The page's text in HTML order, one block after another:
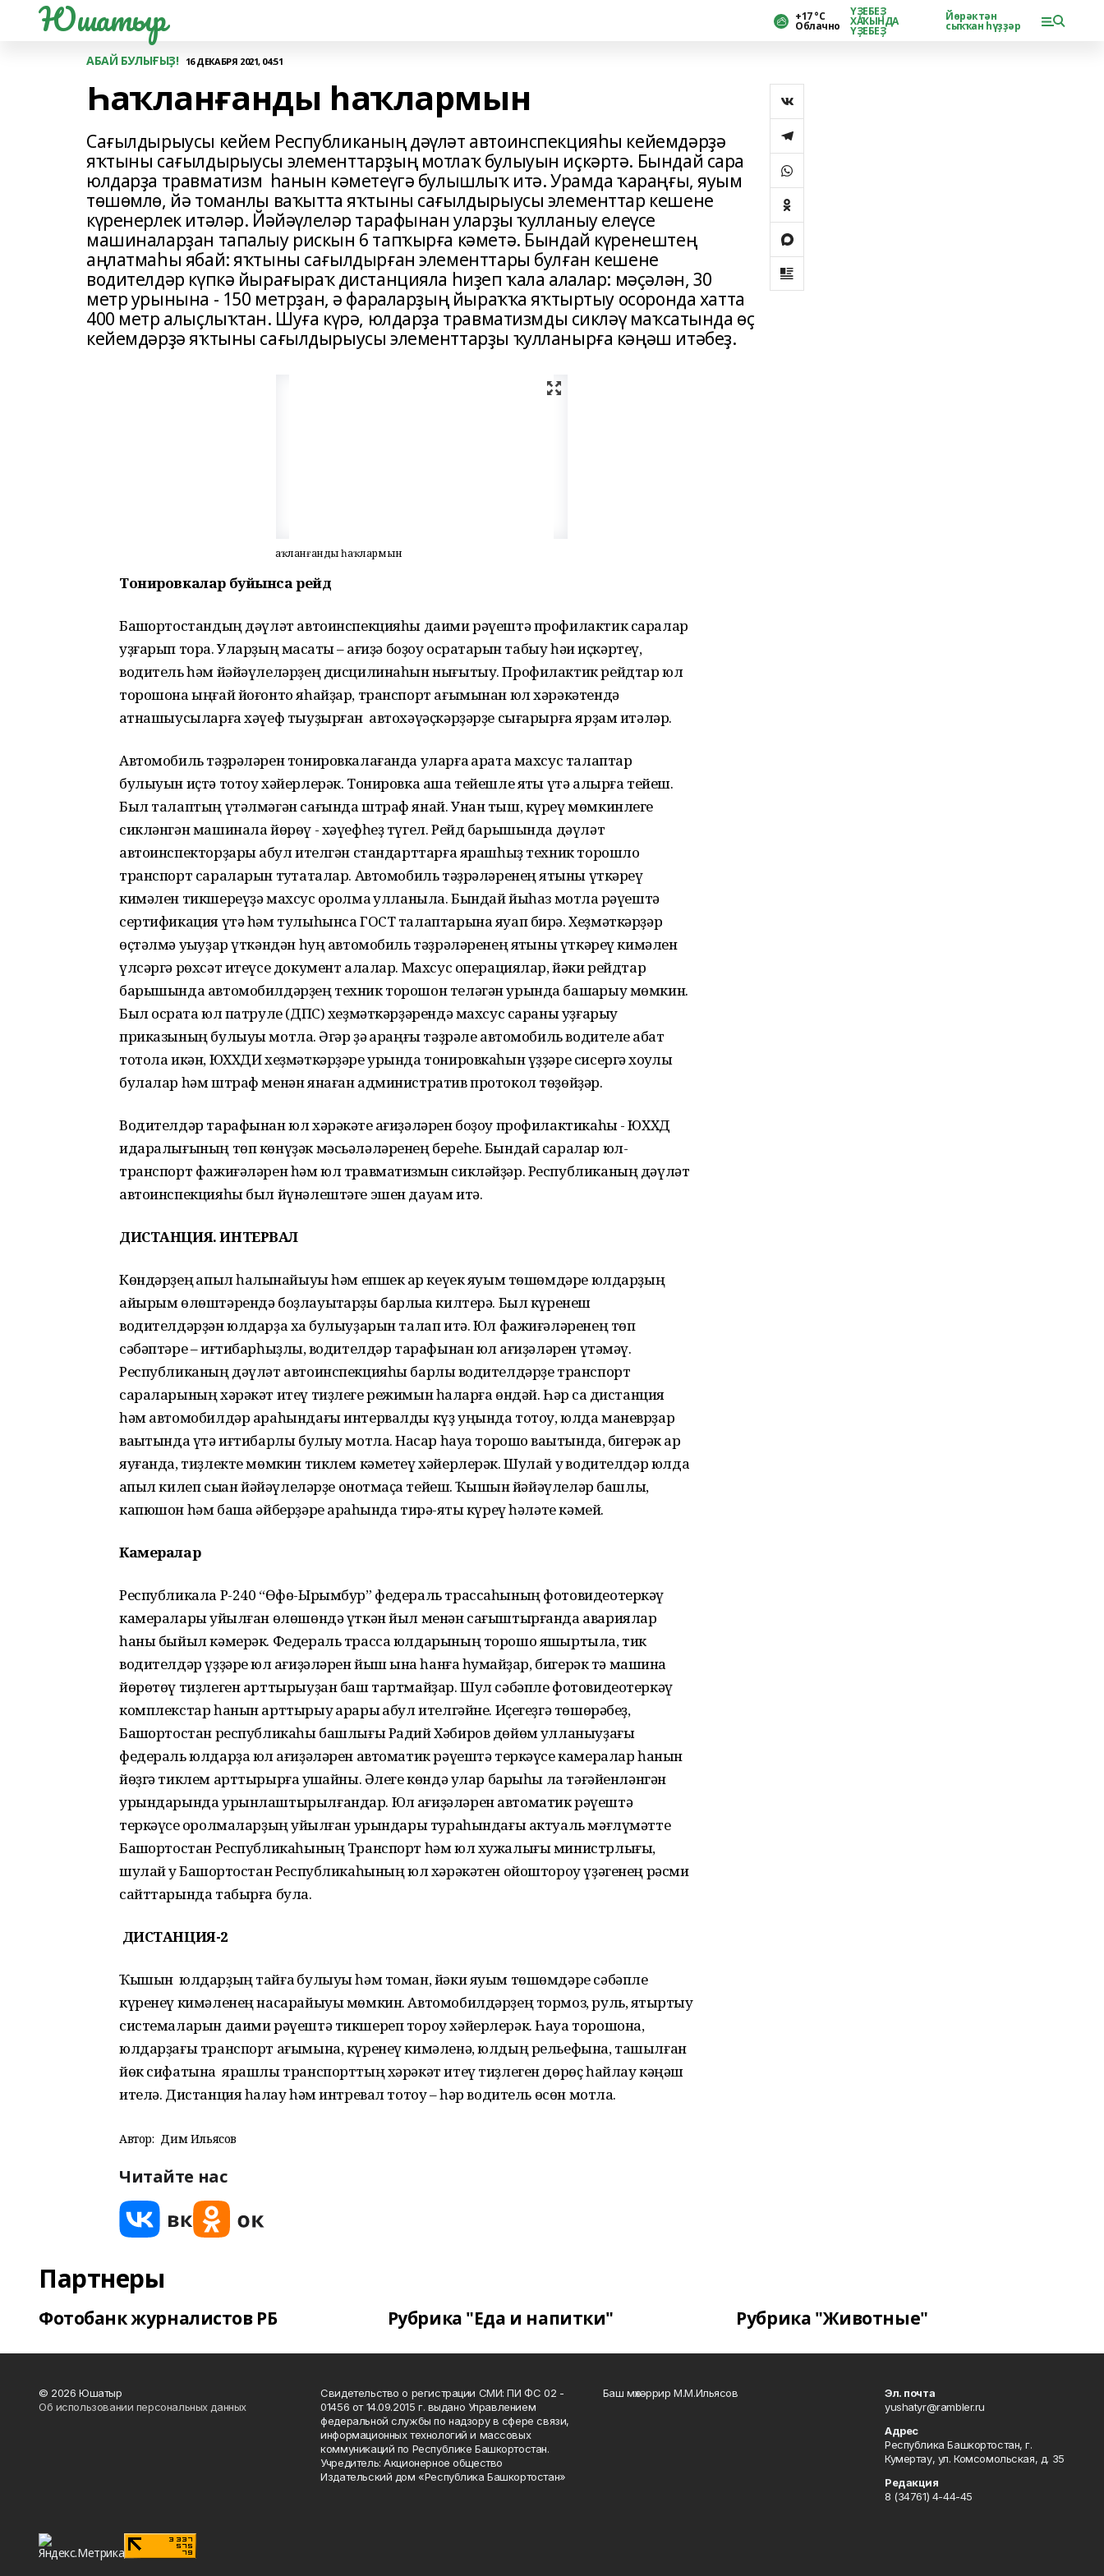
Юшатыр +17 °С
Облачно
ҮҘЕБЕҘ
ХАҠЫНДА
ҮҘЕБЕҘ
Йөрәктән
сыҡҡан һүҙҙәр
АБАЙ БУЛЫҒЫҘ! 16 ДЕКАБРЯ 2021, 04:51
Һаҡланғанды һаҡлармын
Сағылдырыусы кейем Республиканың дәүләт автоинспекцияһы кейемдәрҙә
яҡтыны сағылдырыусы элементтарҙың мотлаҡ булыуын иҫкәртә. Бындай сара
юлдарҙа травматизм һанын кәметеүгә булышлыҡ итә. Урамда ҡараңғы, яуым
төшөмлө, йә томанлы ваҡытта яҡтыны сағылдырыусы элементтар кешене
күренерлек итәләр. Йәйәүлеләр тарафынан уларҙы ҡулланыу елеүсе
машиналарҙан тапалыу рискын 6 тапҡырға кәметә. Бындай күренештең
аңлатмаһы ябай: яҡтыны сағылдырған элементтары булған кешене
водителдәр күпкә йырағыраҡ дистанцияла һиҙеп ҡала алалар: мәҫәлән, 30
метр урынына - 150 метрҙан, ә фараларҙың йыраҡҡа яҡтыртыу осоронда хатта
400 метр алыҫлыҡтан. Шуға күрә, юлдарҙа травматизмды сикләү маҡсатында өҫ
кейемдәрҙә яҡтыны сағылдырыусы элементтарҙы ҡулланырға кәңәш итәбеҙ.
Һаҡланғанды һаҡлармын
Тонировкалар буйынса рейд
Башҡортостандың дәүләт автоинспекцияһы даими рәүештә профилактик саралар
уҙғарып тора. Уларҙың маҡсаты – ҡағиҙә боҙоу осраҡтарын табыу һәи иҫкәртеү,
водитель һәм йәйәүлеләрҙең дисцилинаһын нығытыу. Профилактик рейдтар юл
торошона ыңғай йоғонто яһайҙар, транспорт ағымынан юл хәрәкәтендә
ҡатнашыусыларға хәүеф тыуҙырған автохәүәҫкәрҙәрҙе сығарырға ярҙам итәләр.
Автомобиль тәҙрәләрен тонировкалағанда уларға ҡарата махсус талаптар
булыуын иҫтә тотоу хәйерлерәк. Тонировка аша тейешле яҡты үтә алырға тейеш.
Был талаптың үтәлмәгән сағында штраф янай. Унан тыш, күреү мөмкинлеге
сикләнгән машинала йөрөү - хәүефһеҙ түгел. Рейд барышында дәүләт
автоинспекторҙары ҡабул ителгән стандарттарға ярашһыҙ техник торошло
транспорт сараларын туҡтаталар. Автомобиль тәҙрәләренең яҡтыны үткәреү
кимәлен тикшереүҙә махсус ҡоролма ҡулланыла. Бындай йыһаз мотлаҡ рәүештә
сертификация үтә һәм тулыһынса ГОСТ талаптарына яуап бирә. Хеҙмәткәрҙәр
өҫтәлмә уҡыуҙар үткәндән һуң автомобиль тәҙрәләренең яҡтыны үткәреү кимәлен
үлсәргә рөхсәт итеүсе документ алалар. Махсус операциялар, йәки рейдтар
барышында автомобилдәрҙең техник торошон теләгән урында башҡарыу мөмкин.
Был осраҡта юл патруле (ДПС) хеҙмәткәрҙәрендә махсус сараны уҙғарыу
приказының булыуы мотлаҡ. Әгәр ҙә ҡараңғы тәҙрәле автомобиль водителе ҡабат
тотола икән, ЮХХДИ хеҙмәткәрҙәре урында тонировкаһын үҙҙәре сисергә хоҡуҡлы
булалар һәм штраф менән янаған административ протокол төҙөйҙәр.
Водителдәр тарафынан юл хәрәкәте ҡағиҙәләрен боҙоу профилактикаһы - ЮХХД
идаралығының төп көнүҙәк мәсьәләләренең береһе. Бындай саралар юл-
транспорт фажиғәләрен һәм юл травматизмын сикләйҙәр. Республиканың дәүләт
автоинспекцияһы был йүнәлештәге эшен дауам итә.
ДИСТАНЦИЯ. ИНТЕРВАЛ
Көндәрҙең ҡапыл һалҡынайыуы һәм епшек ҡар кеүек яуым төшөмдәре юлдарҙың
айырым өлөштәрендә боҙлауыҡтарҙы барлыҡҡа килтерә. Был күренеш
водителдәрҙән юлдарҙа хаҡ булыуҙарын талап итә. Юл фажиғәләренең төп
сәбәптәре – иғтибарһыҙлыҡ, водителдәр тарафынан юл ҡағиҙәләрен үтәмәү.
Республиканың дәүләт автоинспекцияһы барлыҡ водителдәрҙе транспорт
сараларының хәрәкәт итеү тиҙлеге режимын һаҡларға өндәй. Һәр саҡ дистанция
һәм автомобилдәр араһындағы интервалды күҙ уңында тотоу, юлда маневрҙар
ваҡытында үтә иғтибарлы булыу мотлаҡ. Насар һауа торошо ваҡытында, бигерәк ҡар
яуғанда, тиҙлекте мөмкин тиклем кәметеү хәйерлерәк. Шулай уҡ водителдәр юлда
ҡапыл килеп сыҡҡан йәйәүлеләрҙе онотмаҫҡа тейеш. Ҡышын йәйәүлеләр башлыҡ,
капюшон һәм башҡа әйберҙәре арҡаһында тирә-яҡты күреү һәләте кәмей.
Камералар
Республикала Р-240 “Өфө-Ырымбур” федераль трассаһының фотовидеотеркәү
камералары ҡуйылған өлөшөндә үткән йыл менән сағыштырғанда авариялар
һаны быйыл кәмерәк. Федераль трасса юлдарының торошо яҡшыртыла, тик
водителдәр үҙҙәре юл ҡағиҙәләрен йыш ҡына һанға һуҡмайҙар, бигерәк тә машина
йөрөтөү тиҙлеген арттырыуҙан баш тартмайҙар. Шул сәбәпле фотовидеотеркәү
комплекстар һанын арттырыу ҡарары ҡабул ителгәйне. Иҫегеҙгә төшөрәбеҙ,
Башҡортостан республикаһы башлығы Радий Хәбиров дөйөм ҡулланыуҙағы
федераль юлдарҙа юл ҡағиҙәләрен автоматик рәүештә теркәүсе камералар һанын
йөҙгә тиклем арттырырға ҡушҡайны. Әлеге көндә улар барыһы ла тәғәйенләнгән
урындарында урынлаштырылғандар. Юл ҡағиҙәләрен автоматик рәүештә
теркәүсе ҡоролмаларҙың ҡуйылған урындары тураһындағы актуаль мәғлүмәтте
Башҡортостан Республикаһының Транспорт һәм юл хужалығы министрлығы,
шулай уҡ Башҡортостан Республикаһының юл хәрәкәтен ойоштороу үҙәгенең рәсми
сайттарында табырға була.
ДИСТАНЦИЯ-2
Ҡышын юлдарҙың тайғаҡ булыуы һәм томан, йәки яуым төшөмдәре сәбәпле
күренеү кимәленең насарайыуы мөмкин. Автомобилдәрҙең тормоз, руль, яҡтыртыу
системаларын даими рәүештә тикшереп тороу хәйерлерәк. Һауа торошона,
юлдарҙағы транспорт ағымына, күренеү кимәленә, юлдың рельефына, ташылған
йөк сифатына ярашлы транспорттың хәрәкәт итеү тиҙлеген дөрөҫ һайлау кәңәш
ителә. Дистанция һаҡлау һәм интревал тотоу – һәр водитель өсөн мотлаҡ.
Автор: Дим Ильясов
Читайте нас
Партнеры
Фотобанк журналистов РБ Рубрика "Еда и напитки" Рубрика "Животные"
© 2026 Юшатыр
Об использовании персональных данных
Свидетельство о регистрации СМИ: ПИ ФС 02 -
01456 от 14.09.2015 г. выдано Управлением
федеральной службы по надзору в сфере связи,
информационных технологий и массовых
коммуникаций по Республике Башкортостан.
Учредитель: Акционерное общество
Издательский дом «Республика Башкортостан»
Баш мөхәррир М.М.Ильясов
Эл. почта
yushatyr@rambler.ru
Адрес
Республика Башкортостан, г.
Кумертау, ул. Комсомольская, д. 35
Редакция
8 (34761) 4-44-45